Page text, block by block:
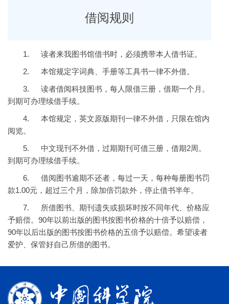
借阅规则
1.
读者来我图书馆借书时，必须携带本人借书证。
2.
本馆规定字词典、手册等工具书一律不外借。
3.
读者借阅科技图书，每人限借三册，借期一个月。
到期可办理续借手续。
4.
本馆规定，英文原版期刊一律不外借，只限在馆内
阅览。
5.
中文现刊不外借，过期期刊可借三册，借期2周。
到期可办理续借手续。
6.
借阅图书逾期不还者，每过一天，每种每册图书罚
款1.00元，超过三个月，除加倍罚款外，停止借书半年。
7.
所借图书、期刊遗失或损坏时按不同年代、价格应
予赔偿。 90年以前出版的图书按图书价格的十倍予以赔偿，
90年以后出版的图书按图书价格的五倍予以赔偿。希望读者
爱护、保管好自己所借的图书。